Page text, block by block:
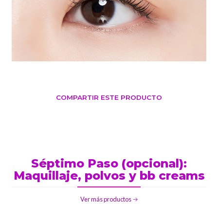
COMPARTIR ESTE PRODUCTO
Séptimo Paso (opcional):
Maquillaje, polvos y bb creams
Ver más productos